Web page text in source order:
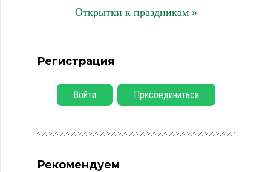
Открытки к праздникам »
Регистрация
Войти Присоединиться
Рекомендуем